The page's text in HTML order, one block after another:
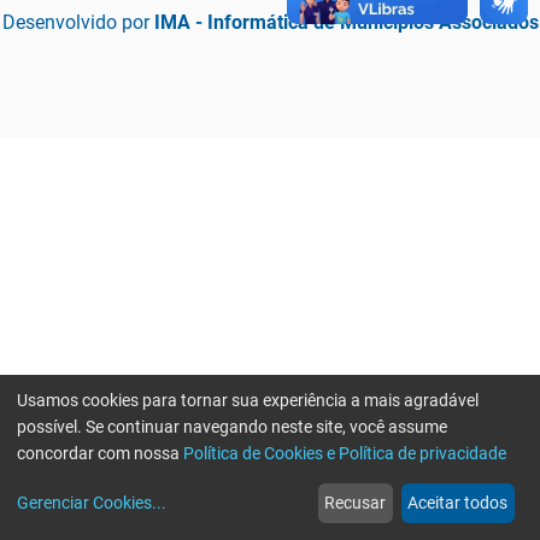
Desenvolvido por IMA - Informática de Municípios Associados
web
Notícias
more_horiz
Mais
Usamos cookies para tornar sua experiência a mais agradável
possível. Se continuar navegando neste site, você assume
concordar com nossa Política de Cookies e Política de privacidade
Gerenciar Cookies... Recusar Aceitar todos
Erro ao enviar informações, por favor tente novamente